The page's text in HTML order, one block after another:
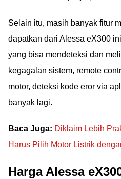
Selain itu, masih banyak fitur
dapatkan dari Alessa eX300
yang bisa mendeteksi dan
kegagalan sistem, remote
motor, deteksi kode eror via
banyak lagi.
Baca Juga: Diklaim Lebih
Harus Pilih Motor Listrik
Harga Alessa